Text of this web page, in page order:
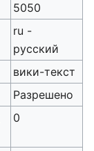
5050
ru -
русский
вики-текст
Разрешено
0